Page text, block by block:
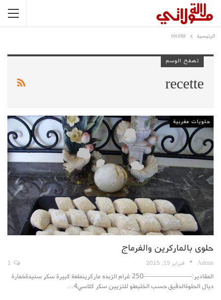
الرئيسية recette
تصفح الوسم
recette
حلويات مغربية
حلوى بالماركرين والفرماج
Admin فبراير 15, 2015
المقادير:———————250 غرام الزبده ماركرينملعة كبيرة سكر سنيدةخمارة
ديال الحلوةالدقيق حسب الخليطو للتزيين سكر كلاسي4…